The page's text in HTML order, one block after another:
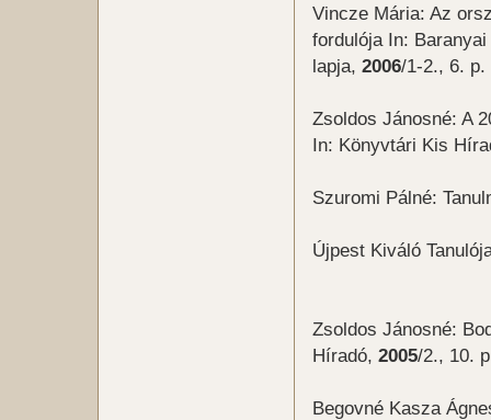
Vincze Mária: Az
fordulója In:
lapja,2006/1-2., 6. p.
Zsoldos Jánosné: A
In: Könyvtári Kis
Szuromi Pálné:
Újpest Kiváló
Zsoldos Jánosné:
Híradó,2005/2., 10.
Begovné Kasza